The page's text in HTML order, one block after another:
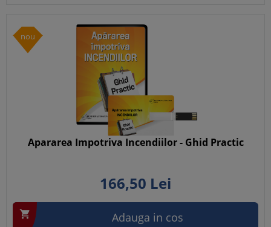
nou
Apararea Impotriva Incendiilor - Ghid Practic
166,50 Lei
 Adauga in cos